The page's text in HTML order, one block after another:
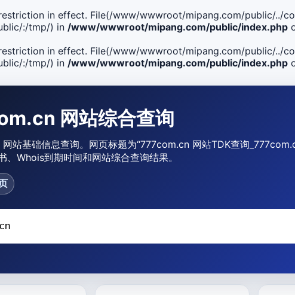
in effect. File(/www/wwwroot/mipang.com/public/../
:/tmp/) in /www/wwwroot/mipang.com/public/index.php
in effect. File(/www/wwwroot/mipang.com/public/../
:/tmp/) in /www/wwwroot/mipang.com/public/index.php
网站综合查询
站基础信息查询。网页标题为“777com.cn 网站TDK查询
、Whois到期时间和网站综合查询结果。